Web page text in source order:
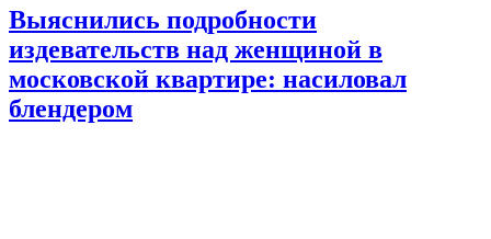
Выяснились подробности
издевательств над женщиной в
московской квартире: насиловал
блендером